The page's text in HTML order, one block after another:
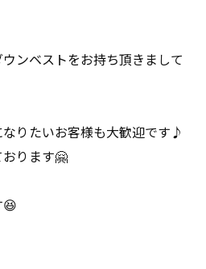
ンベストをお持ち頂きまして
りたいお客様も大歓迎です♪
ります🤗